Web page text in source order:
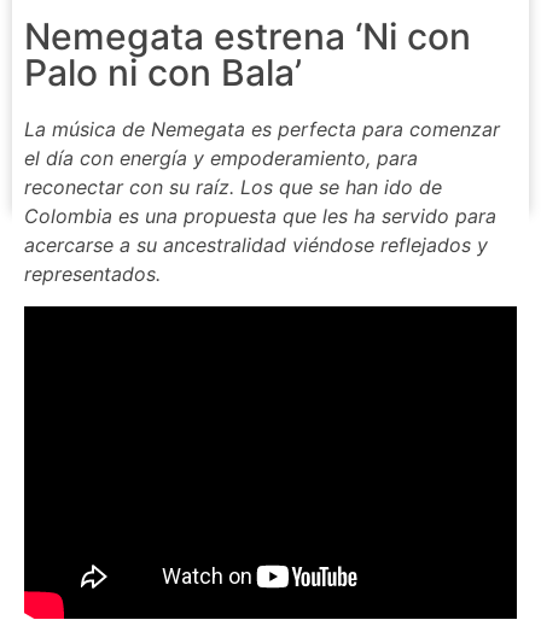
Nemegata estrena ‘Ni con
Palo ni con Bala’
La música de Nemegata es perfecta para comenzar
el día con energía y empoderamiento, para
reconectar con su raíz. Los que se han ido de
Colombia es una propuesta que les ha servido para
acercarse a su ancestralidad viéndose reflejados y
representados.